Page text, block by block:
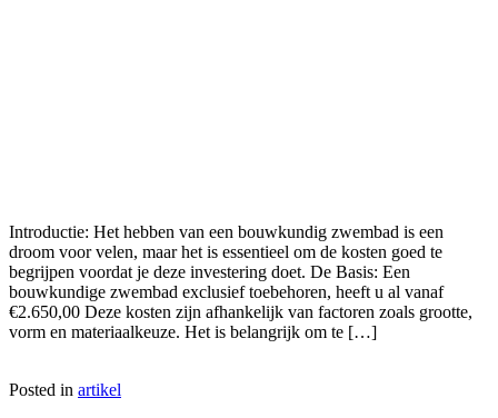
Introductie: Het hebben van een bouwkundig zwembad is een
droom voor velen, maar het is essentieel om de kosten goed te
begrijpen voordat je deze investering doet. De Basis: Een
bouwkundige zwembad exclusief toebehoren, heeft u al vanaf
€2.650,00 Deze kosten zijn afhankelijk van factoren zoals grootte,
vorm en materiaalkeuze. Het is belangrijk om te […]
Posted in artikel